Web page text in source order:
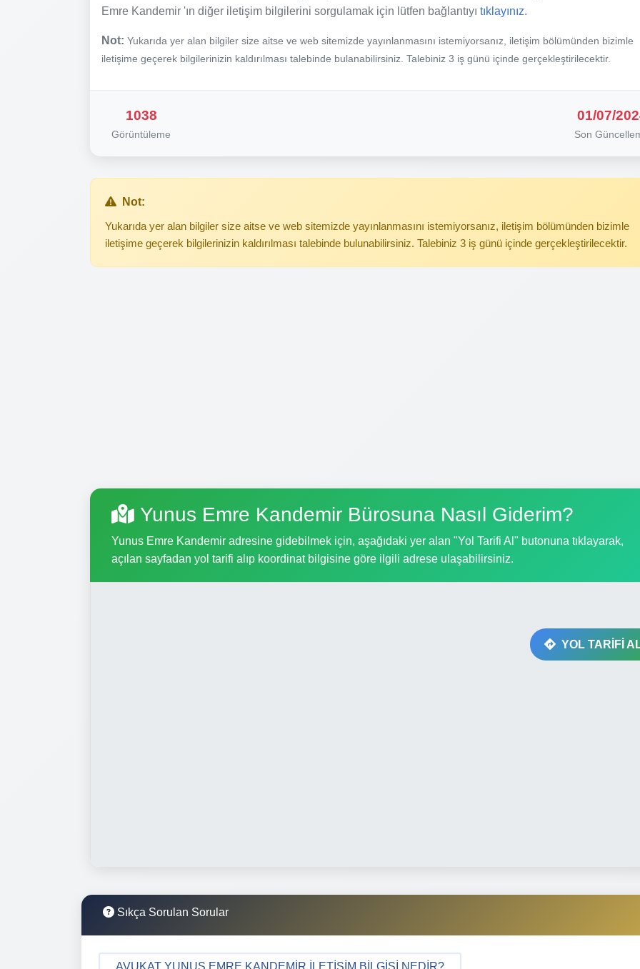
Emre Kandemir 'ın diğer iletişim bilgilerini sorgulamak için lütfen bağlantıyı tıklayınız.
Not: Yukarıda yer alan bilgiler size aitse ve web sitemizde yayınlanmasını istemiyorsanız, iletişim bölümünden bizimle
iletişime geçerek bilgilerinizin kaldırılması talebinde bulanabilirsiniz. Talebiniz 3 iş günü içinde gerçekleştirilecektir.
1038
Görüntüleme
01/07/
Son
Not:
Yukarıda yer alan bilgiler size aitse ve web sitemizde yayınlanmasını istemiyorsanız, iletişim bölümünden bizimle
iletişime geçerek bilgilerinizin kaldırılması talebinde bulunabilirsiniz. Talebiniz 3 iş günü içinde gerçekleştirilecektir.
Yunus Emre Kandemir Bürosuna Nasıl Giderim?
Yunus Emre Kandemir adresine gidebilmek için, aşağıdaki yer alan "Yol Tarifi Al" butonuna tıklayarak,
açılan sayfadan yol tarifi alıp koordinat bilgisine göre ilgili adrese ulaşabilirsiniz.
YOL TARİFİ
Sıkça Sorulan Sorular
AVUKAT YUNUS EMRE KANDEMIR İLETIŞIM BILGISI NEDIR?